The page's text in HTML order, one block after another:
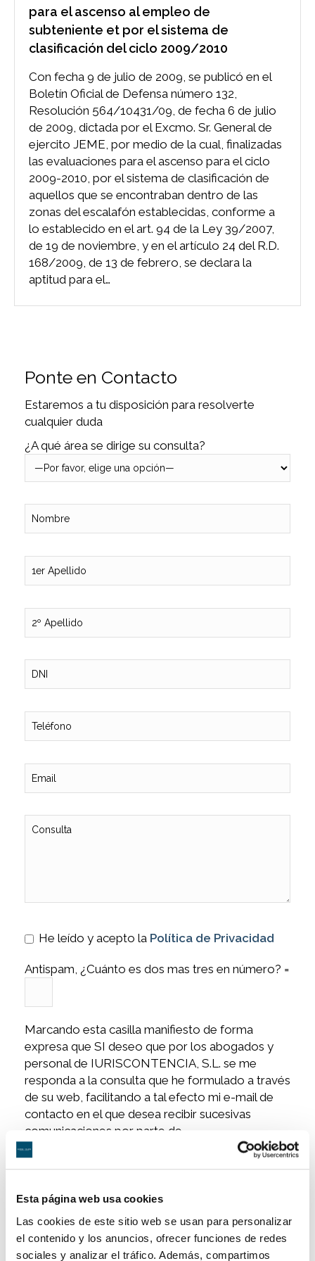
Esta página web usa cookies
Las cookies de este sitio web se usan para personalizar
el contenido y los anuncios, ofrecer funciones de redes
sociales y analizar el tráfico. Además, compartimos
para el ascenso al empleo de
subteniente et por el sistema de
clasificación del ciclo 2009/2010
Con fecha 9 de julio de 2009, se publicó en el
Boletín Oficial de Defensa número 132,
Resolución 564/10431/09, de fecha 6 de julio
de 2009, dictada por el Excmo. Sr. General de
ejercito JEME, por medio de la cual, finalizadas
las evaluaciones para el ascenso para el ciclo
2009-2010, por el sistema de clasificación de
aquellos que se encontraban dentro de las
zonas del escalafón establecidas, conforme a
lo establecido en el art. 94 de la Ley 39/2007,
de 19 de noviembre, y en el artículo 24 del R.D.
168/2009, de 13 de febrero, se declara la
aptitud para el…
Ponte en Contacto
Estaremos a tu disposición para resolverte
cualquier duda
¿A qué área se dirige su consulta?
He leído y acepto la Política de Privacidad
Antispam, ¿Cuánto es dos mas tres en número? =
Marcando esta casilla manifiesto de forma
expresa que SI deseo que por los abogados y
personal de IURISCONTENCIA, S.L. se me
responda a la consulta que he formulado a través
de su web, facilitando a tal efecto mi e-mail de
contacto en el que desea recibir sucesivas
comunicaciones por parte de
IURISCONTENCIA, S.L., que SI acepto y SI
mismos a un archivo informático, de acuerdo con
la Política de Privacidad y que SI autorizo
expresamente a que se me remita información
jurídica de todo tipo y/o comercial por